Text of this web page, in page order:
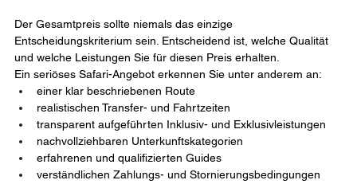
Der Gesamtpreis sollte niemals das einzige
Entscheidungskriterium sein. Entscheidend ist, welche Qualität
und welche Leistungen Sie für diesen Preis erhalten.
Ein seriöses Safari-Angebot erkennen Sie unter anderem an:
einer klar beschriebenen Route
realistischen Transfer- und Fahrtzeiten
transparent aufgeführten Inklusiv- und Exklusivleistungen
nachvollziehbaren Unterkunftskategorien
erfahrenen und qualifizierten Guides
verständlichen Zahlungs- und Stornierungsbedingungen